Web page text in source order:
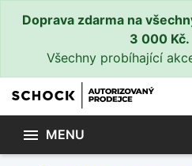
Doprava zdarma na
3 000 Kč.
Všechny probíhající
 MENU